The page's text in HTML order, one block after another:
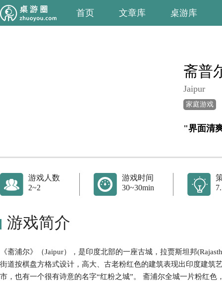
首页 文章库 桌游库
斋普
Jaipur
家庭游戏
"界面清
游戏人数
2~2
游戏时间
30~30min
游戏简介
《斋浦尔》（Jaipur），是印度北部的一座古城，拉贾斯坦邦
街道按棋盘方格式设计，高大、古老粉红色的建筑表现出印度建筑
市，也有一个很有诗意的名字“红粉之城”。 斋浦尔全城一片粉红